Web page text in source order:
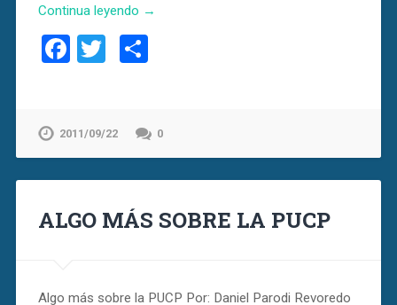
Continua leyendo →
Facebook
Twitter
2011/09/22 0
ALGO MÁS SOBRE LA PUCP
Algo más sobre la PUCP Por: Daniel Parodi Revoredo